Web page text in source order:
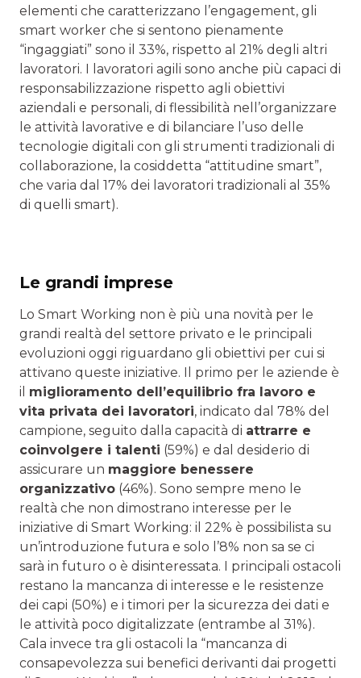
elementi che caratterizzano l’engagement, gli
smart worker che si sentono pienamente
“ingaggiati” sono il 33%, rispetto al 21% degli altri
lavoratori. I lavoratori agili sono anche più capaci di
responsabilizzazione rispetto agli obiettivi
aziendali e personali, di flessibilità nell’organizzare
le attività lavorative e di bilanciare l’uso delle
tecnologie digitali con gli strumenti tradizionali di
collaborazione, la cosiddetta “attitudine smart”,
che varia dal 17% dei lavoratori tradizionali al 35%
di quelli smart).
Le grandi imprese
Lo Smart Working non è più una novità per le
grandi realtà del settore privato e le principali
evoluzioni oggi riguardano gli obiettivi per cui si
attivano queste iniziative. Il primo per le aziende è
il miglioramento dell’equilibrio fra lavoro e
vita privata dei lavoratori, indicato dal 78% del
campione, seguito dalla capacità di attrarre e
coinvolgere i talenti (59%) e dal desiderio di
assicurare un maggiore benessere
organizzativo (46%). Sono sempre meno le
realtà che non dimostrano interesse per le
iniziative di Smart Working: il 22% è possibilista su
un’introduzione futura e solo l’8% non sa se ci
sarà in futuro o è disinteressata. I principali ostacoli
restano la mancanza di interesse e le resistenze
dei capi (50%) e i timori per la sicurezza dei dati e
le attività poco digitalizzate (entrambe al 31%).
Cala invece tra gli ostacoli la “mancanza di
consapevolezza sui benefici derivanti dai progetti